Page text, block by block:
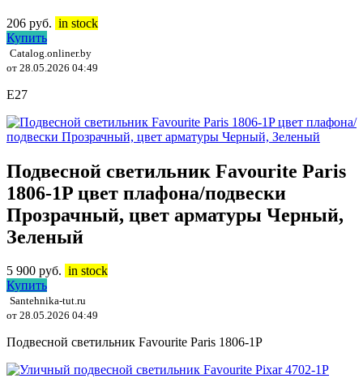
206 руб. in stock
Купить
Catalog.onliner.by
от 28.05.2026 04:49
E27
Подвесной светильник Favourite Paris
1806-1P цвет плафона/подвески
Прозрачный, цвет арматуры Черный,
Зеленый
5 900 руб. in stock
Купить
Santehnika-tut.ru
от 28.05.2026 04:49
Подвесной светильник Favourite Paris 1806-1P